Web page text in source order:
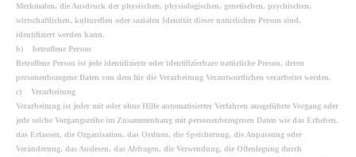
Merkmalen, die Ausdruck der physischen, physiologischen, genetischen, psychischen,
wirtschaftlichen, kulturellen oder sozialen Identität dieser natürlichen Person sind,
identifiziert werden kann.
b) betroffene Person
Betroffene Person ist jede identifizierte oder identifizierbare natürliche Person, deren
personenbezogene Daten von dem für die Verarbeitung Verantwortlichen verarbeitet werden.
c) Verarbeitung
Verarbeitung ist jeder mit oder ohne Hilfe automatisierter Verfahren ausgeführte Vorgang oder
jede solche Vorgangsreihe im Zusammenhang mit personenbezogenen Daten wie das Erheben,
das Erfassen, die Organisation, das Ordnen, die Speicherung, die Anpassung oder
Veränderung, das Auslesen, das Abfragen, die Verwendung, die Offenlegung durch